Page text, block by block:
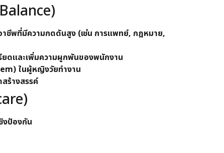
พที่มีความกดดันสูง (เช่น การแพทย์, กฎหมาย,
ดและเพิ่มความผูกพันของพนักงาน
ในผู้หญิงวัยทำงาน
ร้างสรรค์
งป้องกัน